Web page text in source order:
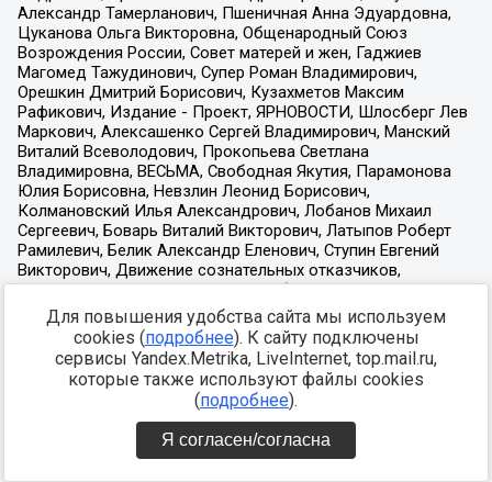
Для повышения удобства сайта мы используем
cookies (подробнее). К сайту подключены
сервисы Yandex.Metrika, LiveInternet, top.mail.ru,
которые также используют файлы cookies
(подробнее).
Я согласен/согласна